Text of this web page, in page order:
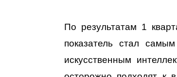
По результатам 1
показатель стал
искусственным